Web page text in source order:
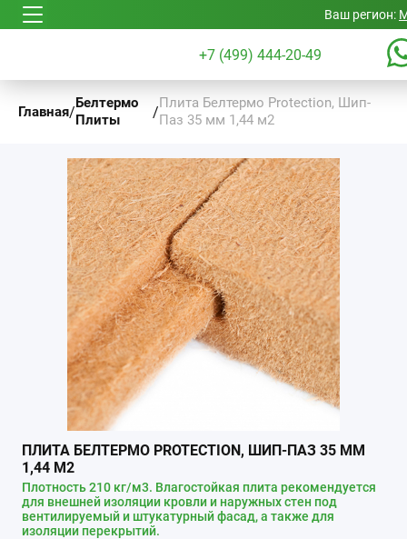
Ваш регион:
+7 (499) 444-20-49
Главная/
Белтермо
Плиты
/
Плита Белтермо Protection, Шип-
Паз 35 мм 1,44 м2
ПЛИТА БЕЛТЕРМО PROTECTION, ШИП-ПАЗ 35 ММ
1,44 М2
Плотность 210 кг/м3. Влагостойкая плита рекомендуется
для внешней изоляции кровли и наружных стен под
вентилируемый и штукатурный фасад, а также для
изоляции перекрытий.